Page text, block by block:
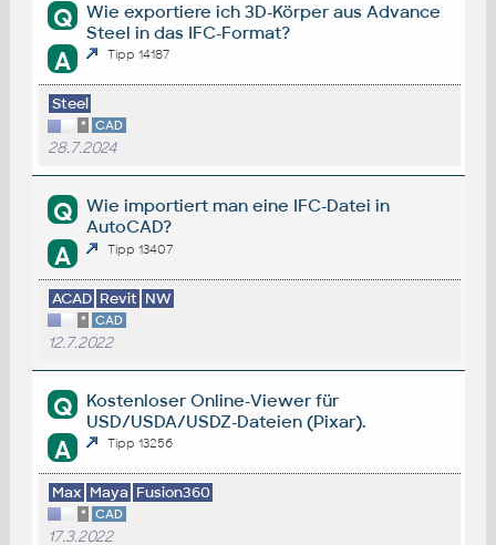
Q
Wie exportiere ich 3D-Körper aus Advance
Steel in das IFC-Format?
A Tipp 14187
Steel
* CAD
28.7.2024
Q
Wie importiert man eine IFC-Datei in
AutoCAD?
A Tipp 13407
ACAD Revit NW
* CAD
12.7.2022
Q
Kostenloser Online-Viewer für
USD/USDA/USDZ-Dateien (Pixar).
A Tipp 13256
Max Maya Fusion360
* CAD
17.3.2022